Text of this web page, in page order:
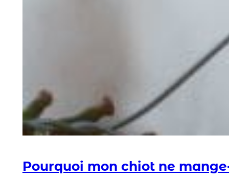
Pourquoi mon chiot ne